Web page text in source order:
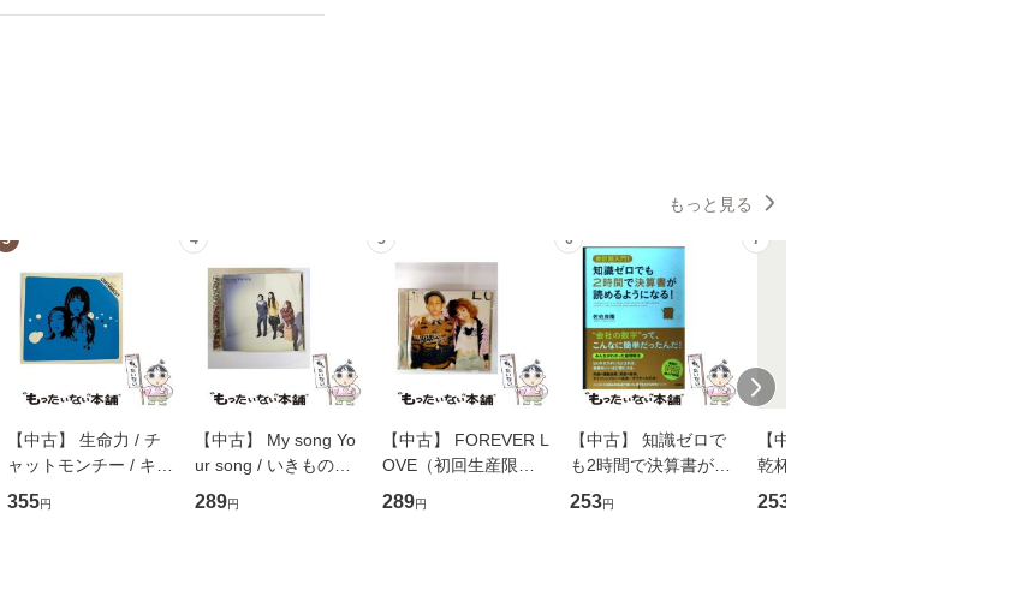
もっと見る
3
【中古】 生命力 / チ
ャットモンチー / キュ
ーンレコード [CD]
【メール便送料無料】
355円
4
【中古】 My song Yo
ur song / いきものが
かり / [CD]【メール便
送料無料】
289円
5
【中古】 FOREVER L
OVE（初回生産限定
盤） / 清水翔太×加藤
ミリヤ / [CD]【メール
289円
6
【中古】 知識ゼロで
も2時間で決算書が読
めるようになる！ 会
計超入門！ / 佐伯 良
253円
7
【中古】 ウインクで
乾杯 (ノン・ポシェッ
ト) / 東野圭吾 / 祥伝
253